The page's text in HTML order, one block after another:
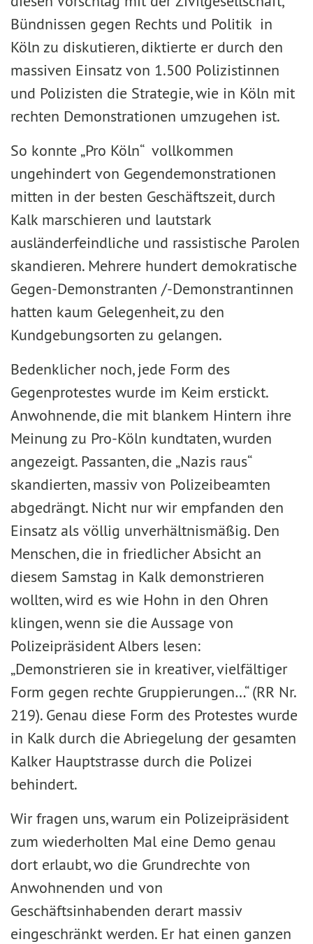
Bündnissen gegen Rechts und Politik in
Köln zu diskutieren, diktierte er durch den
massiven Einsatz von 1.500 Polizistinnen
und Polizisten die Strategie, wie in Köln mit
rechten Demonstrationen umzugehen ist.
So konnte „Pro Köln“ vollkommen
ungehindert von Gegendemonstrationen
mitten in der besten Geschäftszeit, durch
Kalk marschieren und lautstark
ausländerfeindliche und rassistische Parolen
skandieren. Mehrere hundert demokratische
Gegen-Demonstranten /-Demonstrantinnen
hatten kaum Gelegenheit, zu den
Kundgebungsorten zu gelangen.
Bedenklicher noch, jede Form des
Gegenprotestes wurde im Keim erstickt.
Anwohnende, die mit blankem Hintern ihre
Meinung zu Pro-Köln kundtaten, wurden
angezeigt. Passanten, die „Nazis raus“
skandierten, massiv von Polizeibeamten
abgedrängt. Nicht nur wir empfanden den
Einsatz als völlig unverhältnismäßig. Den
Menschen, die in friedlicher Absicht an
diesem Samstag in Kalk demonstrieren
wollten, wird es wie Hohn in den Ohren
klingen, wenn sie die Aussage von
Polizeipräsident Albers lesen:
„Demonstrieren sie in kreativer, vielfältiger
Form gegen rechte Gruppierungen…“ (RR Nr.
219). Genau diese Form des Protestes wurde
in Kalk durch die Abriegelung der gesamten
Kalker Hauptstrasse durch die Polizei
behindert.
Wir fragen uns, warum ein Polizeipräsident
zum wiederholten Mal eine Demo genau
dort erlaubt, wo die Grundrechte von
Anwohnenden und von
Geschäftsinhabenden derart massiv
eingeschränkt werden. Er hat einen ganzen